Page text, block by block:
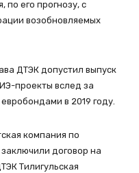
по его прогнозу, с
возобновляемых
ДТЭК допустил выпуск
проекты вслед за
в 2019 году.
компания по
договор на
Тилигульская